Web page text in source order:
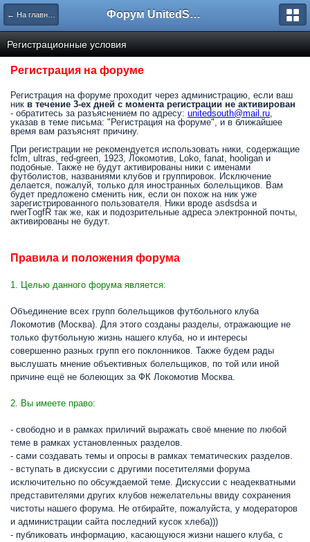
← На главную Форум UnitedSouth
Регистрационные условия
Регистрация на форуме
Регистрация на форуме проходит через администрацию, если ваш
ник в течение 3-ех дней с момента регистрации не активирован
- обратитесь за разъяснением по адресу: unitedsouth@mail.ru,
указав в теме письма: "Регистрация на форуме", и в ближайшее
время вам разъяснят причину.
При регистрации не рекомендуется использовать ники, содержащие
fclm, ultras, red-green, 1923, Локомотив, Loko, fanat, hooligan и
подобные. Также не будут активированы ники с именами
футболистов, названиями клубов и группировок. Исключение
делается, пожалуй, только для иностранных болельщиков. Вам
будет предложено сменить ник, если он похож на ник уже
зарегистрированного пользователя. Ники вроде asdsdsa и
rwerTоgfR так же, как и подозрительные адреса электронной почты,
активированы не будут.
Правила и положения форума
1. Целью данного форума является:
Объединение всех групп болельщиков футбольного клуба
Локомотив (Москва). Для этого созданы разделы, отражающие не
только футбольную жизнь нашего клуба, но и интересы
совершенно разных групп его поклонников. Также будем рады
выслушать мнение объективных болельщиков, по той или иной
причине ещё не болеющих за ФК Локомотив Москва.
2. Вы имеете право:
- свободно и в рамках приличий выражать своё мнение по любой
теме в рамках установленных разделов.
- сами создавать темы и опросы в рамках тематических разделов.
- вступать в дискуссии с другими посетителями форума
исключительно по обсуждаемой теме. Дискуссии с неадекватными
представителями других клубов нежелательны ввиду сохранения
чистоты нашего форума. Не отбирайте, пожалуйста, у модераторов
и администрации сайта последний кусок хлеба)))
- публиковать информацию, касающуюся жизни нашего клуба, с